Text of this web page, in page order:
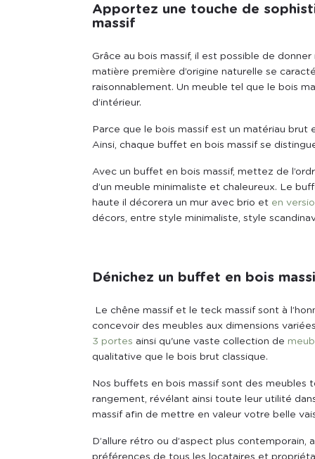
Apportez une touche de
massif
Grâce au bois massif, il est possible de
matière première d’origine naturelle se
raisonnablement. Un meuble tel que le bois
d’intérieur.
Parce que le bois massif est un matériau
Ainsi, chaque buffet en bois massif se
Avec un buffet en bois massif, mettez de
d’un meuble minimaliste et chaleureux. Le
haute il décorera un mur avec brio et en
décors, entre style minimaliste, style
Dénichez un buffet en bois
Le chêne massif et le teck massif sont à
concevoir des meubles aux dimensions
3 portes ainsi qu'une vaste collection de
qualitative que le bois brut classique.
Nos buffets en bois massif sont des meubles
rangement, révélant ainsi toute leur utilité
massif afin de mettre en valeur votre belle
D’allure rétro ou d’aspect plus
préférences de tous les locataires et